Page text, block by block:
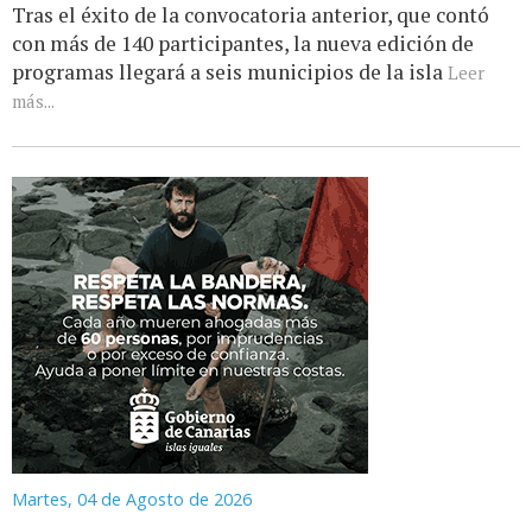
Tras el éxito de la convocatoria anterior, que contó
con más de 140 participantes, la nueva edición de
programas llegará a seis municipios de la isla Leer
más...
Martes, 04 de Agosto de 2026